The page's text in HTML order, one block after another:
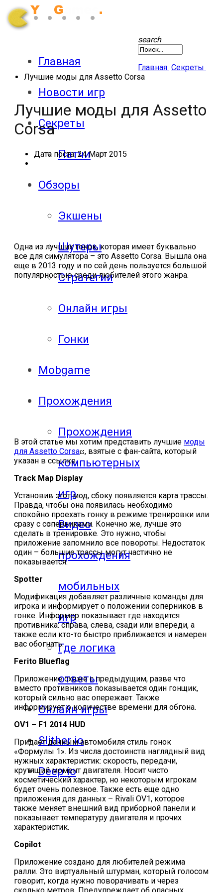
Главная
Новости игр
Секреты
Патчи
Обзоры
Экшены
Шутеры
Стратегии
Онлайн игры
Гонки
Mobgame
Прохождения
Прохождения
компьютерных
игр
Видео
прохождения
мобильных
игр
Где логика
ответы
Онлайн игры
Slither io
Deep io
search
Главная Секреты
Лучшие моды для Assetto Corsa
Лучшие моды для Assetto
Corsa
Дата поста:24 Март 2015
Одна из лучших гонок, которая имеет буквально
все для симулятора – это Assetto Corsa. Вышла она
еще в 2013 году и по сей день пользуется большой
популярностью среди любителей этого жанра.
В этой статье мы хотим представить лучшие моды
для Assetto Corsa , взятые с фан-сайта, который
указан в ссылке.
Track Map Display
Установив этот мод, сбоку появляется карта трассы.
Правда, чтобы она появилась необходимо
спокойно проехать гонку в режиме тренировки или
сразу с соперниками. Конечно же, лучше это
сделать в тренировке. Это нужно, чтобы
приложение запомнило все повороты. Недостаток
один – большие трассы могут частично не
показывается.
Spotter
Модификация добавляет различные команды для
игрока и информирует о положении соперников в
гонке. Информер показывает где находится
противника: справа, слева, сзади или впереди, а
также если кто-то быстро приближается и намерен
вас обогнать.
Ferito Blueflag
Приложение схоже с предыдущим, разве что
вместо противников показывается один гонщик,
который сильно вас опережает. Также
информирует о количестве времени для обгона.
OV1 – F1 2014 HUD
Придает данным автомобиля стиль гонок
«Формулы 1». Из числа достоинств наглядный вид
нужных характеристик: скорость, передачи,
крутящий момент двигателя. Носит чисто
косметический характер, но некоторым игрокам
будет очень полезное. Также есть еще одно
приложения для данных – Rivali OV1, которое
также меняет внешний вид приборной панели и
показывает температуру двигателя и прочих
характеристик.
Copilot
Приложение создано для любителей режима
ралли. Это виртуальный штурман, который голосом
говорит, когда нужно поворачивать и через